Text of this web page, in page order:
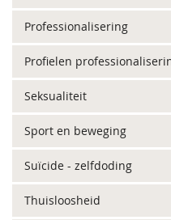
Professionalisering
Profielen
Seksualiteit
Sport en beweging
Suïcide - zelfdoding
Thuisloosheid